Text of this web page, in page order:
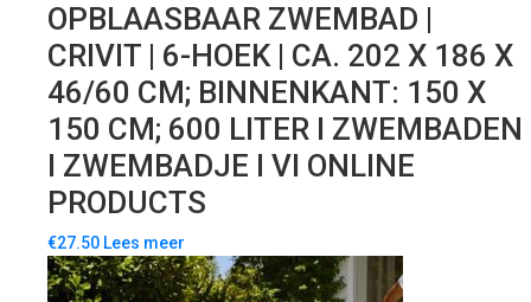
OPBLAASBAAR ZWEMBAD |
CRIVIT | 6-HOEK | CA. 202 X 186 X
46/60 CM; BINNENKANT: 150 X
150 CM; 600 LITER I ZWEMBADEN
I ZWEMBADJE I VI ONLINE
PRODUCTS
€27.50 Lees meer